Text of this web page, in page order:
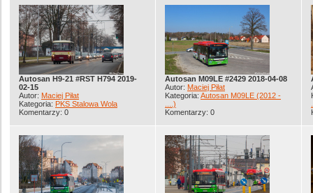
Autosan H9-21 #RST H794 2019-
02-15
Autor: Maciej Piłat
Kategoria: PKS Stalowa Wola
Komentarzy: 0
Autosan M09LE #2429 2018-04-08
Autor: Maciej Piłat
Kategoria: Autosan M09LE (2012 -
....)
Komentarzy: 0